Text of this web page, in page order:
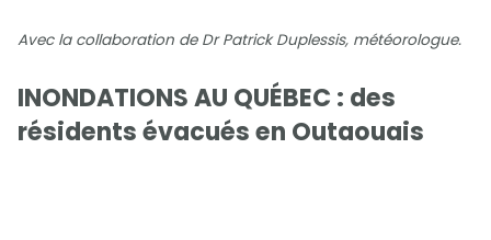
Avec la collaboration de Dr Patrick Duplessis, météorologue.
INONDATIONS AU QUÉBEC : des
résidents évacués en Outaouais